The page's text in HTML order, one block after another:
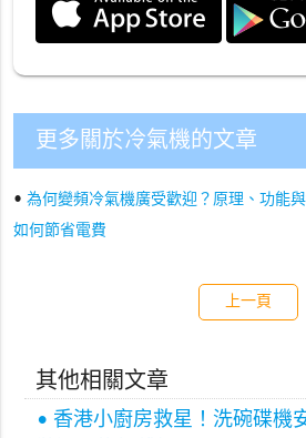
更多關於冷氣機的文章
• 為何變頻冷氣機廣受歡迎？原理、功能
如何節省電費
上一頁
其他相關文章
• 香港小廚房救星！洗碗碟機